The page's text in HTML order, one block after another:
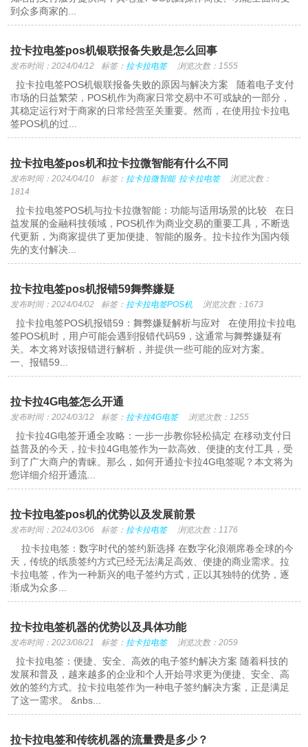
到众多商家的...
拉卡拉电签pos机银联报备失败是怎么回事
发布时间：2024/04/12 标签： 拉卡拉电签 浏览次数：1555
拉卡拉电签POS机银联报备失败的原因与解决方案 随着电子支付
市场的日益繁荣，POS机作为商家日常交易中不可或缺的一部分，
其稳定运行对于商家的日常经营至关重要。然而，在使用拉卡拉电
签POS机的过...
拉卡拉电签pos机和拉卡拉微智能有什么不同
发布时间：2024/04/10 标签： 拉卡拉微智能 拉卡拉电签
浏览次数：
1814
拉卡拉电签POS机与拉卡拉微智能：功能与适用场景的比较 在日
益发展的金融科技领域，POS机作为商业交易的重要工具，不断迭
代更新，为商家提供了更加便捷、智能的服务。拉卡拉作为国内领
先的支付解决...
拉卡拉电签pos机报错59舞弊嫌疑
发布时间：2024/04/02 标签： 拉卡拉电签POS机 浏览次数：1673
拉卡拉电签POS机报错59：舞弊嫌疑解析与应对 在使用拉卡拉电
签POS机时，用户可能会遇到报错代码59，这通常与舞弊嫌疑有
关。本文将对该报错进行解析，并提供一些可能的应对方案。
一、报错59...
拉卡拉4G电签怎么开通
发布时间：2024/03/12 标签： 拉卡拉4G电签 浏览次数：1255
拉卡拉4G电签开通全攻略：一步一步教你轻松搞定 在移动支付日
益普及的今天，拉卡拉4G电签作为一款高效、便捷的支付工具，受
到了广大商户的青睐。那么，如何开通拉卡拉4G电签呢？本文将为
您详细介绍开通流...
拉卡拉电签pos机的优势以及发展前景
发布时间：2024/03/06 标签： 拉卡拉电签 浏览次数：1176
拉卡拉电签：数字时代的签约新选择 在数字化浪潮席卷全球的今
天，传统的纸质签约方式已经无法满足高效、便捷的商业需求。拉
卡拉电签，作为一种新兴的电子签约方式，正以其独特的优势，逐
渐成为众多...
拉卡拉电签机器的优势以及具体功能
发布时间：2023/08/21 标签： 拉卡拉电签 浏览次数：2059
拉卡拉电签：便捷、安全、高效的电子签约解决方案 随着科技的
发展和普及，越来越多的企业和个人开始寻求更为便捷、安全、高
效的签约方式。拉卡拉电签作为一种电子签约解决方案，正是满足
了这一需求。 &nbs...
拉卡拉电签和传统机器的流量费是多少？